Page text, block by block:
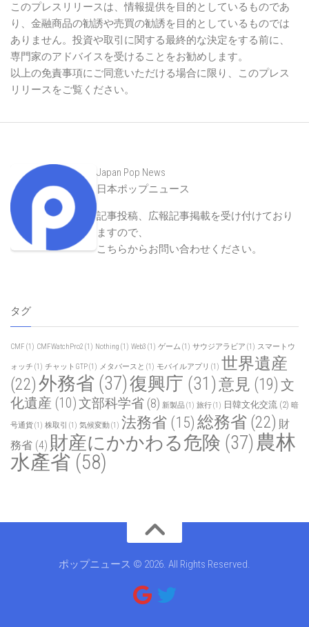
このプレスリリースは、情報提供を目的としているものであ
り、金融商品の勧誘や売買の勧誘を目的としているものでは
ありません。投資や取引に関する最終的な決定をする前に、
専門家のアドバイスを受けることをお勧めします。
以上の免責事項にご同意いただける場合に限り、このプレス
リリースをご覧ください。
Japan Pop News
日本ポップニュース
記事投稿、広報記事掲載を受け付けており
ますので、
こちらからお問い合わせください。
タグ
CMF (1) CMFWatchPro2 (1) Nothing (1) Web3 (1) ゲーム (1) サウジアラビア (1) スマートウ
ォッチ (1) チャットGTP(1) メタバースと (1) モバイルアプリ (1) 世界遺産
(22)外務省 (37)復興庁 (31)意見 (19) 文
化遺産 (10)文部科学省 (8) 新製品(1) 旅行(1) 日韓文化交流 (2) 暗
号通貨(1) 株取引 (1) 気候変動(1) 法務省 (15) 総務省 (22) 財
務省 (4) 財産にかかわる危険 (37) 農林
水產省 (58)
ポップニュース © 2026. All Rights Reserved.